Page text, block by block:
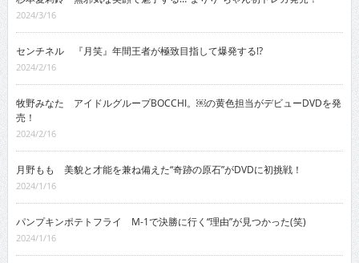
2024/3/16
センチネル 『月笑』年間王者が極致目指して爆発する!?
2024/2/16
牧野みなた アイドルグループBOCCHI。￼の黄色担当がデビューDVDを発
売！
2024/2/16
月野もも 美貌と才能を兼ね備えた“奇跡の原石”がDVDに初挑戦！
2024/1/16
パンプキンポテトフライ M-1で決勝に行く“理由”が見つかった(笑)
2024/1/16